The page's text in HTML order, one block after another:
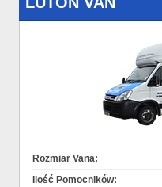
Rozmiar Vana:
Ilość Pomocników: